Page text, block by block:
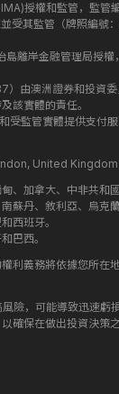
授權和監管，監管
受其監管（牌照
離岸金融管理局
由澳洲證券和投資
該實體的責任。
監管實體提供支
United Kingdom
、加拿大、中非共
蘇丹、敘利亞、烏
西班牙。
巴西。
利義務將依據您所
險，可能導致迅速
確保在做出投資決